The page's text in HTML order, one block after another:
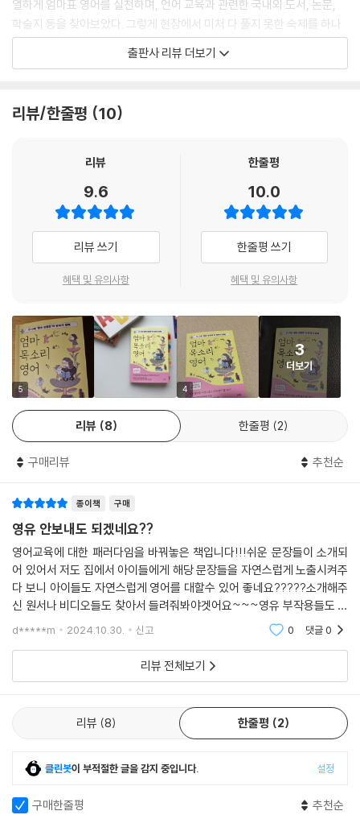
부록 2. 엄마 목소리로 읽기 좋은 ‘영어 그림책’ 100
열하게 엄마표 영어를 실천하며, 언어 교육과 관련한 국내외 도서, 논문,
학술지 등을 찾아보았다. 그렇게 현장에서 미처 다 풀지 못한 숙제를 하나
씩 풀어나갔다.
가지 단어를 가리키고 있다는 사실이다. 바로 ‘엄마 목소리’였다. 아기가 가
듯, 엄마표 영어 또한 ‘엄마 목소리’로 말해주기에 아이에게 극적인 효과가
더 주목할 것은 아이가 어릴 때 엄마 목소리에 훨씬 더 크게 반응한다는 사
실이다. 살아남기 위해 세팅된 아이의 뇌는 태어나서 취학 전까지 주 양육
자인 엄마 목소리에 귀를 기울인다. 점차 커가면서 사회적 관계를 맺게 되
고 또래 친구나 선생님 등의 목소리에 더 큰 영향을 받게 된다. 0~7세에
0~7세 ‘엄마 목소리 영어’ 환경 설정
우리말처럼 자연스럽고 따뜻해야 한다!
‘엄마 목소리 영어’의 가장 큰 장점은 아이와 밀착하여 따뜻한 온도로 말해
주기에 안정 애착을 형성한다는 것이다. 더없이 편안한 공간에서 가장 자
연스럽게 영어 표현을 익힐 수 있는 것도 장점이다. 저자는 취학 전의 영어
엄마가 꾸준히 영어책을 선별하고 읽어주는 환경은 아이에게 최고의 영어
언젠가부터 파닉스 완성이 영유아 엄마들의 숙제가 되어버렸다. 사실 영어
환경에 꾸준히 노출되었다면, 파닉스는 학령기에 힘들이지 않고 뗄 수 있
는 경우가 많다. 학부모들은 파닉스 진도가 어디까지 나갔는지, 선행 학습
이 어디까지 이뤄졌는지를 중요하게 여긴다. 하지만 오랜 기간 파닉스반을
이끌어본 저자는 말한다. 파닉스는 취학 전에 강요된 학습으로 접근했을
때 시간도 오래 걸리고 가성비가 매우 떨어진다. 많이 접한 문자의 소리를
0~7세에 우리말처럼 자연스럽게 영어에 노출하는 환경은 ‘영알못’ 엄마
기준, 매일 영어 음원 듣는 루틴 만들기, 엄마가 먼저 소리 내어 읽기의 힘,
파닉스 완성에 효과적인 글자 놀이, 영어 성장판 자극하는 오감 영어 프로
젝트 등 모든 노하우가 이 책에 담겨 있다. 자주 쓰는 엄마 목소리 ‘영어 표
현’ 100, 엄마 목소리로 읽기 좋은 ‘영어 그림책’ 100이 수록된 부록 역시
실용적이다.
출판사 리뷰 더보기
리뷰/한줄평 10
리뷰
9.6
리뷰 쓰기
혜택 및 유의사항
한줄평
10.0
한줄평 쓰기
혜택 및 유의사항
5 4
3
더보기
리뷰 8 한줄평 2
구매리뷰 추천순
종이책 구매
영유 안보내도 되겠네요??
영어교육에 대한 패러다임을 바꿔놓은 책입니다!!!쉬운 문장들이 소개되
어 있어서 저도 집에서 아이들에게 해당 문장들을 자연스럽게 노출시켜주
다 보니 아이들도 자연스럽게 영어를 대할수 있어 좋네요?????소개해주
신 원서나 비디오들도 찾아서 들려줘봐야겟어요~~~영유 부작용들도 많
다해서 고민하고 있었는데 엄마목소리 영어로 앞으로 저도 공부하며 아이
d*****m 2024.10.30. 신고 0 댓글0
리뷰 전체보기
리뷰 8 한줄평 2
클린봇이 부적절한 글을 감지 중입니다. 설정
구매한줄평 추천순